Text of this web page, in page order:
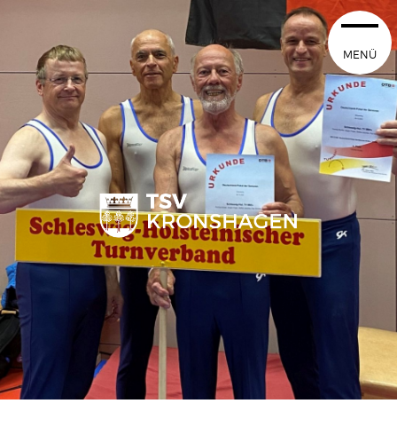
MENÜ
STARTSEITE
100 JAHRE TSVK
SPORTANGEBOT
NEUIGKEITEN
VEREIN
SPORTSTÄTTEN
MITGLIEDSCHAFT
SHOP